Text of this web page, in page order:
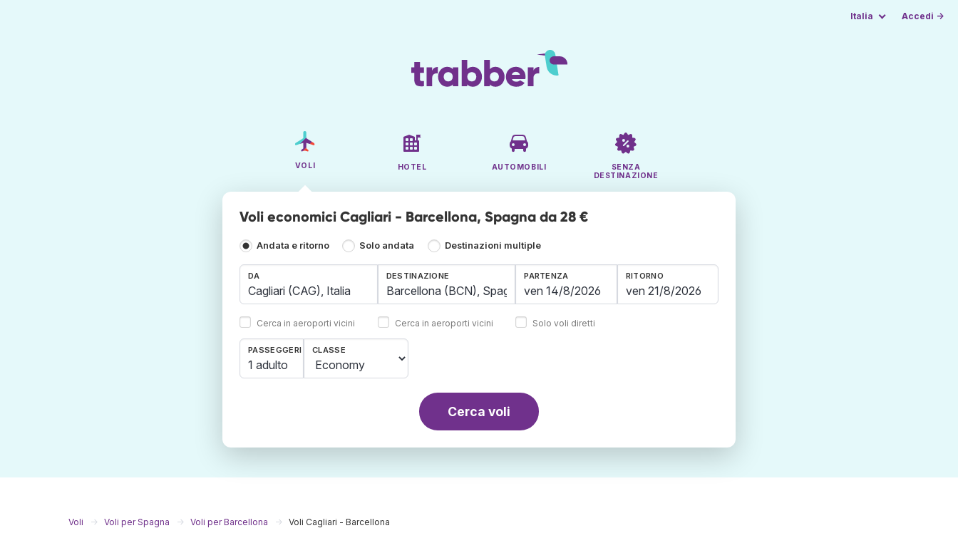
Italia Accedi →
VOLI HOTEL AUTOMOBILI
SENZA
DESTINAZIONE
Voli economici Cagliari - Barcellona, Spagna da 28 €
Andata e ritorno Solo andata Destinazioni multiple
DA
Cerca in aeroporti vicini
DESTINAZIONE
Cerca in aeroporti vicini
PARTENZA RITORNO
Solo voli diretti
PASSEGGERI
1 adulto
CLASSE
Cerca voli
Voli Voli per Spagna Voli per Barcellona Voli Cagliari - Barcellona